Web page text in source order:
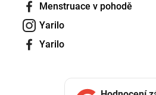
Menstruace v pohodě
Yarilo
Yarilo